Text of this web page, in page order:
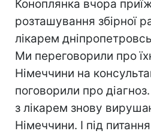
Коноплянка вчора
розташування збірної
лікарем
Ми переговорили про
Німеччини на
поговорили про
з лікарем знову
Німеччини. І під